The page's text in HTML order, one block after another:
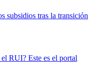
subsidios tras la transición
RUI? Este es el portal